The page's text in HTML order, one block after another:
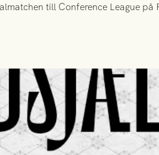
till Conference League